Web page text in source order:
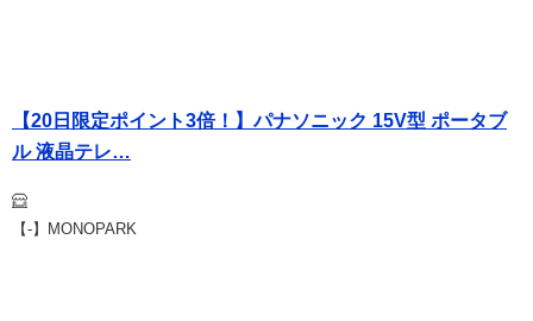
【20日限定ポイント3倍！】パナソニック 15V型 ポータブ
ル 液晶テレ…
【-】MONOPARK